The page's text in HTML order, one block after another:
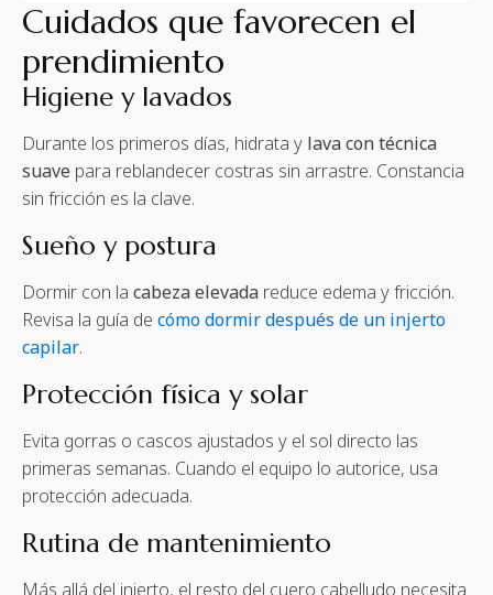
Cuidados que favorecen el
prendimiento
Higiene y lavados
Durante los primeros días, hidrata y lava con técnica
suave para reblandecer costras sin arrastre. Constancia
sin fricción es la clave.
Sueño y postura
Dormir con la cabeza elevada reduce edema y fricción.
Revisa la guía de cómo dormir después de un injerto
capilar.
Protección física y solar
Evita gorras o cascos ajustados y el sol directo las
primeras semanas. Cuando el equipo lo autorice, usa
protección adecuada.
Rutina de mantenimiento
Más allá del injerto, el resto del cuero cabelludo necesita